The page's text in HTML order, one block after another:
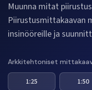
Muunna mitat
Piirustusmittakaavan
insinööreille ja
Arkkitehtoniset
1:25 1:50